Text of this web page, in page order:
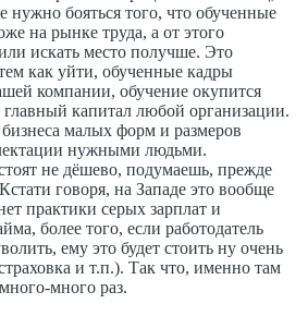
нужно бояться того, что обученные
на рынке труда, а от этого
искать место получше. Это
как уйти, обученные кадры
компании, обучение окупится
капитал любой организации.
малых форм и размеров
нужными людьми.
не дёшево, подумаешь, прежде
говоря, на Западе это вообще
практики серых зарплат и
более того, если работодатель
ему это будет стоить ну очень
и т.п.). Так что, именно там
много раз.